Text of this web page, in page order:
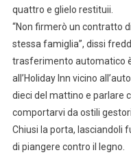
quattro e glielo restituii.
“Non firmerò un contratto
stessa famiglia”, dissi
trasferimento automatico
all’Holiday Inn vicino
dieci del mattino e parlare
comportarvi da ostili
Chiusi la porta, lasciandoli
di piangere contro il legno.